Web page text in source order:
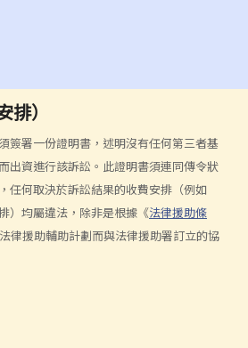
）
簽署一份證明書，述明沒有任何第三者基
出資進行該訴訟。此證明書須連同傳令狀
任何取決於訴訟結果的收費安排（例如
）均屬違法，除非是根據《法律援助條
律援助輔助計劃而與法律援助署訂立的協
港